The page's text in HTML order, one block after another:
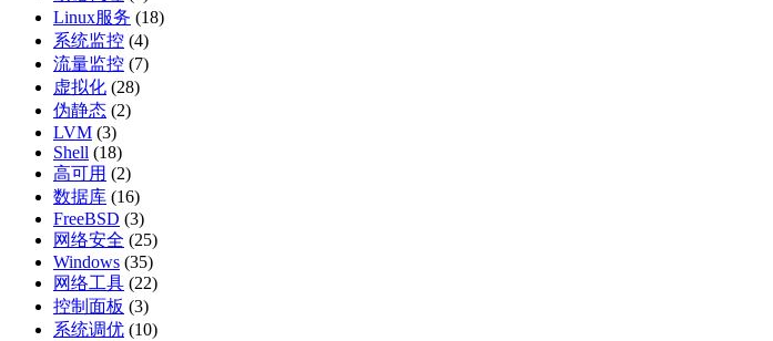
Linux服务 (18)
系统监控 (4)
流量监控 (7)
虚拟化 (28)
伪静态 (2)
LVM (3)
Shell (18)
高可用 (2)
数据库 (16)
FreeBSD (3)
网络安全 (25)
Windows (35)
网络工具 (22)
控制面板 (3)
系统调优 (10)